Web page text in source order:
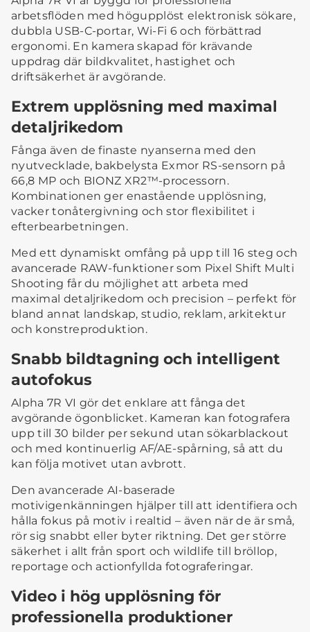
arbetsflöden med högupplöst elektronisk sökare,
dubbla USB-C-portar, Wi-Fi 6 och förbättrad
ergonomi. En kamera skapad för krävande
uppdrag där bildkvalitet, hastighet och
driftsäkerhet är avgörande.
Extrem upplösning med maximal
detaljrikedom
Fånga även de finaste nyanserna med den
nyutvecklade, bakbelysta Exmor RS-sensorn på
66,8 MP och BIONZ XR2™-processorn.
Kombinationen ger enastående upplösning,
vacker tonåtergivning och stor flexibilitet i
efterbearbetningen.
Med ett dynamiskt omfång på upp till 16 steg och
avancerade RAW-funktioner som Pixel Shift Multi
Shooting får du möjlighet att arbeta med
maximal detaljrikedom och precision – perfekt för
bland annat landskap, studio, reklam, arkitektur
och konstreproduktion.
Snabb bildtagning och intelligent
autofokus
Alpha 7R VI gör det enklare att fånga det
avgörande ögonblicket. Kameran kan fotografera
upp till 30 bilder per sekund utan sökarblackout
och med kontinuerlig AF/AE-spårning, så att du
kan följa motivet utan avbrott.
Den avancerade AI-baserade
motivigenkänningen hjälper till att identifiera och
hålla fokus på motiv i realtid – även när de är små,
rör sig snabbt eller byter riktning. Det ger större
säkerhet i allt från sport och wildlife till bröllop,
reportage och actionfyllda fotograferingar.
Video i hög upplösning för
professionella produktioner